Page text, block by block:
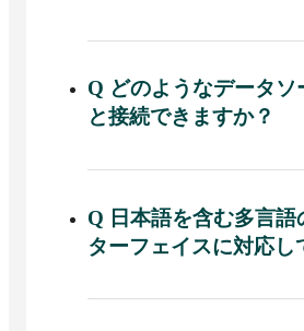
わずにクラウド上で分析基
を立てて、より細かなガ
社側で行えます。
A Tableauでは、主に3種類
Tableau Creatorはデータ
ド作成・パブリッシュまで
Cloud／Server上のCreator
Tableau Explorerは、公開
ソースをもとに、ブラウザ
Q どのようなデータ
と接続できますか？
A Tableauは、ファイル（
ウェアハウス、SaaSアプ
なデータソースに接続可能
ァイルやデータベースに接
Q 日本語を含む多言
ターフェイスに対応し
A Tableauは、日本語を含